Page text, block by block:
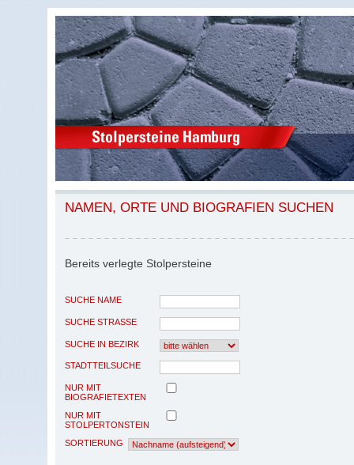
NAMEN, ORTE UND BIOGRAFIEN SUCHEN
Bereits verlegte Stolpersteine
SUCHE NAME
SUCHE STRASSE
SUCHE IN BEZIRK
STADTTEILSUCHE
NUR MIT
BIOGRAFIETEXTEN
NUR MIT
STOLPERTONSTEIN
SORTIERUNG